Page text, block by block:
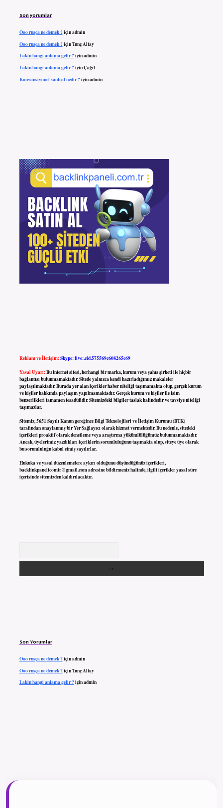
Son yorumlar
Ooo rusça ne demek ?içinadmin
Ooo rusça ne demek ?içinTunç Altay
Lakin hangi anlama gelir ?içinadmin
Lakin hangi anlama gelir ?içinÇağıl
Konvansiyonel santral nedir ?içinadmin
Reklam ve İletişim:Skype: live:.cid.575569c608265c69
Yasal Uyarı:Bu internet sitesi, herhangi bir marka, kurum veya şahıs şirketi ile hiçbir
bağlantısı bulunmamaktadır. Sitede yalnızca kendi hazırladığımız makaleler
paylaşılmaktadır. Burada yer alan içerikler haber niteliği taşımamakta olup, gerçek kurum
ve kişiler hakkında paylaşım yapılmamaktadır. Gerçek kurum ve kişiler ile isim
benzerlikleri tamamen tesadüfidir. Sitemizdeki bilgiler taslak halindedir ve tavsiye niteliği
taşımazlar.
Sitemiz, 5651 Sayılı Kanun gereğince Bilgi Teknolojileri ve İletişim Kurumu (BTK)
tarafından onaylanmış bir Yer Sağlayıcı olarak hizmet vermektedir. Bu nedenle, sitedeki
içerikleri proaktif olarak denetleme veya araştırma yükümlülüğümüz bulunmamaktadır.
Ancak, üyelerimiz yazdıkları içeriklerin sorumluluğunu taşımakta olup, siteye üye olarak
bu sorumluluğu kabul etmiş sayılırlar.
Hukuka ve yasal düzenlemelere aykırı olduğunu düşündüğünüz içerikleri,
backlinkpanelicomtr@gmail.comadresine bildirmeniz halinde, ilgili içerikler yasal süre
içerisinde sitemizden kaldırılacaktır.
Son Yorumlar
Ooo rusça ne demek ?içinadmin
Ooo rusça ne demek ?içinTunç Altay
Lakin hangi anlama gelir ?içinadmin